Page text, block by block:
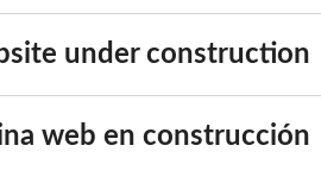
under construction
web en construcción